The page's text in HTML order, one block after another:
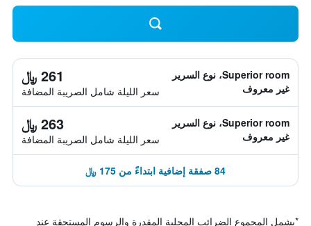
Superior room، نوع السرير
غير معروف
261 ﷼
سعر الليلة شامل الصريبة المضافة
Superior room، نوع السرير
غير معروف
263 ﷼
سعر الليلة شامل الصريبة المضافة
84 صفقة إضافية ابتداءً من 175 ﷼
*يشمل المجموع الضرائب المحلية المقدرة والرسوم المستحقة عند